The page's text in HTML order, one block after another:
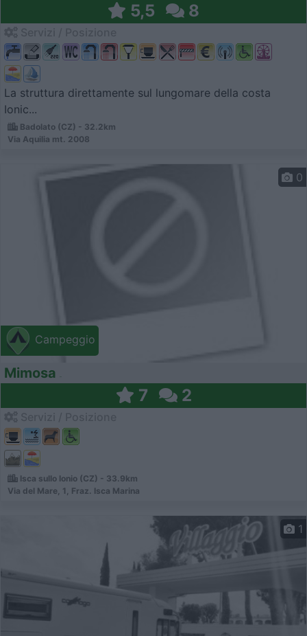
5,5 8
La struttura direttamente sul lungomare della costa
Ionic...
Badolato (CZ) - 32.2km
Via Aquilia mt. 2008
Campeggio
0
Mimosa
7 2
Isca sullo Ionio (CZ) - 33.9km
Via del Mare, 1, Fraz. Isca Marina
1